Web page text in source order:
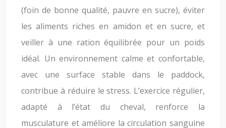
(foin de bonne qualité, pauvre en sucre), éviter
les aliments riches en amidon et en sucre, et
veiller à une ration équilibrée pour un poids
idéal. Un environnement calme et confortable,
avec une surface stable dans le paddock,
contribue à réduire le stress. L’exercice régulier,
adapté à l’état du cheval, renforce la
musculature et améliore la circulation sanguine